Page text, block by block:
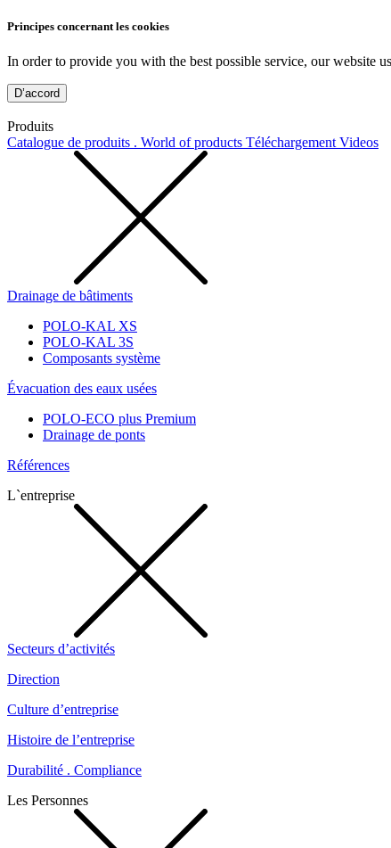
Principes concernant les cookies
In order to provide you with the best possible service, our website
D’accord
Produits
Catalogue de produits . World of products Téléchargement Videos
Drainage de bâtiments
POLO-KAL XS
POLO-KAL 3S
Composants système
Évacuation des eaux usées
POLO-ECO plus Premium
Drainage de ponts
Références
L`entreprise
Secteurs d’activités
Direction
Culture d’entreprise
Histoire de l’entreprise
Durabilité . Compliance
Les Personnes